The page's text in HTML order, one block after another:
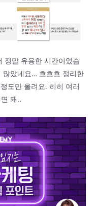
정말 유용한 시간이었습
많았네요… 흐흐흐 정리한
도만 올려요. 히히 여러
돼..